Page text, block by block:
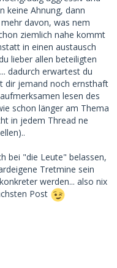
keine Ahnung, dann
davon, was nem
ziemlich nahe kommt
in einen austausch
lieber allen beteiligten
dadurch erwartest du
dir jemand noch ernsthaft
lesen des
schon länger am Thema
in jedem Thread ne
bei "die Leute" belassen,
Tretmine sein
werden... also nix
Post